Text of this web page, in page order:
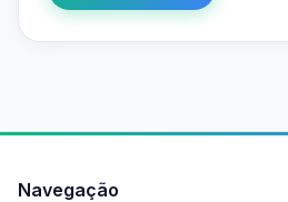
Navegação